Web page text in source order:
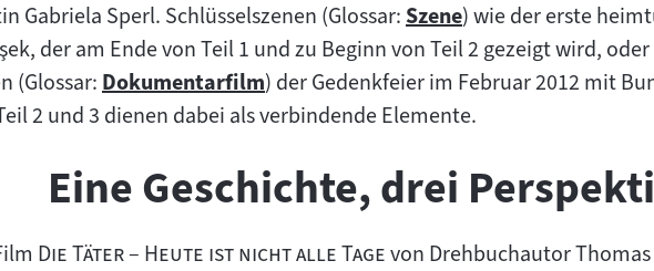
Gabriela Sperl. Schlüsselszenen (Glossar:Zum
Inhalt:
Szene) wie der erste
der am Ende von Teil 1 und zu Beginn von Teil 2 gezeigt wird,
(Glossar:Zum
Inhalt:
Dokumentarfilm) der Gedenkfeier im Februar 2012 mit
2 und 3 dienen dabei als verbindende Elemente.
Eine Geschichte, drei
"
Die Täter – Heute ist nicht alle Tage"von Drehbuchautor